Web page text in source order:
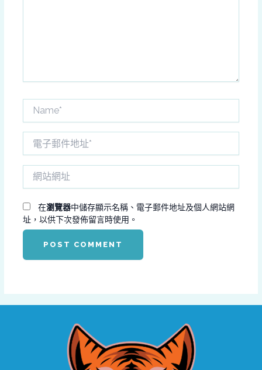
*址
在瀏覽器中儲存顯示名稱、電子郵件地址及個人網站網
址，以供下次發佈留言時使用。